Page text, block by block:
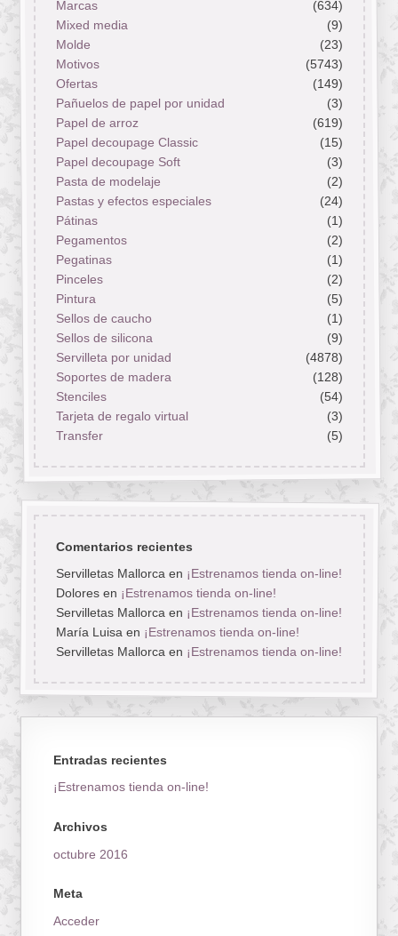
Marcas
(634)
Mixed media
(9)
Molde
(23)
Motivos
(5743)
Ofertas
(149)
Pañuelos de papel por unidad
(3)
Papel de arroz
(619)
Papel decoupage Classic
(15)
Papel decoupage Soft
(3)
Pasta de modelaje
(2)
Pastas y efectos especiales
(24)
Pátinas
(1)
Pegamentos
(2)
Pegatinas
(1)
Pinceles
(2)
Pintura
(5)
Sellos de caucho
(1)
Sellos de silicona
(9)
Servilleta por unidad
(4878)
Soportes de madera
(128)
Stenciles
(54)
Tarjeta de regalo virtual
(3)
Transfer
(5)
Comentarios recientes
Servilletas Mallorca en ¡Estrenamos tienda on-line!
Doloresen ¡Estrenamos tienda on-line!
Servilletas Mallorca en ¡Estrenamos tienda on-line!
María Luisa en ¡Estrenamos tienda on-line!
Servilletas Mallorca en ¡Estrenamos tienda on-line!
Entradas recientes
¡Estrenamos tienda on-line!
Archivos
octubre 2016
Meta
Acceder